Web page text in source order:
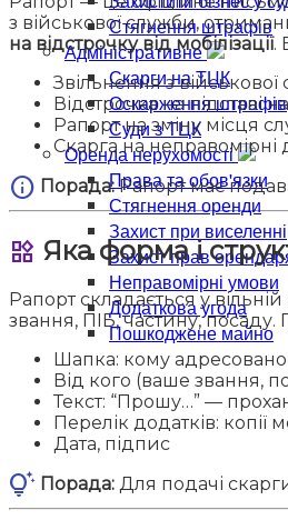
Стягнення штрафів
Адміністративне
Скарги на ТЦК
Оскарження штрафів
Суди з ТЦК
Оренда нерухомості
Права та обов'язки
Стягнення оренди
Захист при виселенні
Захист прав
Неправомірні умови
Додаткова угода
Пошкоджене майно
з військової служби,
на відстрочку від мобілізації.
Звільнення з
Відстрочка на підставі
Рапорт на зміну місця
Скарга на неправомірні
info Порада:Рапорт має
widgets Яка форма і
Рапорт складається у
звання, ПІБ, частину,
Шапка: кому
Від кого (ваше звання,
Текст: “Прошу…” —
Перелік додатків:
Дата, підпис
tips_and_updates Порада: Для подачі